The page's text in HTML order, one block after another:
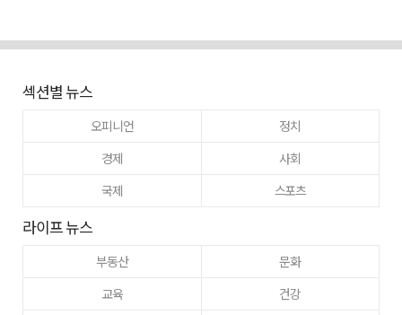
섹션별 뉴스
오피니언
정치
경제
사회
국제
스포츠
라이프 뉴스
부동산
문화
교육
건강